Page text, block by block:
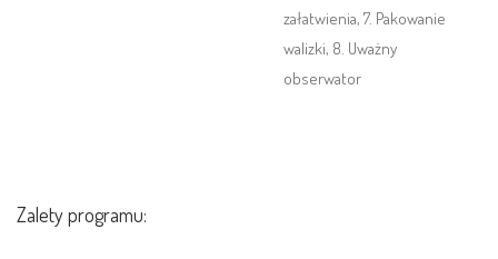
załatwienia, 7. Pakowanie
walizki, 8. Uważny
obserwator
Zalety programu: